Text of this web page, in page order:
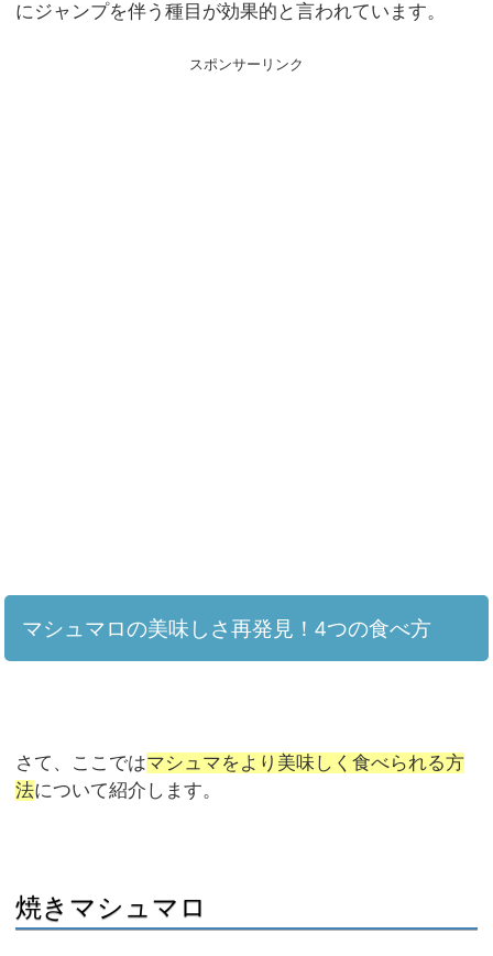
にジャンプを伴う種目が効果的と言われています。
スポンサーリンク
マシュマロの美味しさ再発見！4つの食べ方
さて、ここではマシュマをより美味しく食べられる方
法について紹介します。
焼きマシュマロ